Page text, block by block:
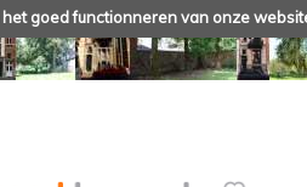
goed functionneren van onze